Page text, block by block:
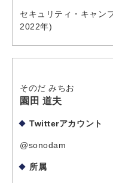
セキュリティ・キャン
2022年)
そのだ みちお
園田 道夫
Twitterアカウント
@sonodam
所属